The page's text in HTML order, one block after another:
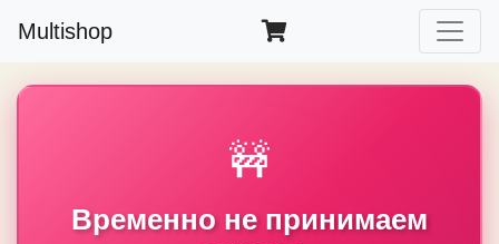
Multishop
🚧
Временно не принимаем